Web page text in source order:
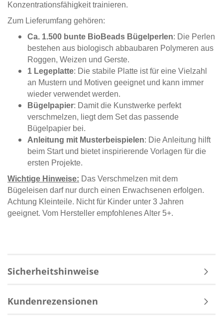
Konzentrationsfähigkeit trainieren.
Zum Lieferumfang gehören:
Ca. 1.500 bunte BioBeads Bügelperlen: Die Perlen
bestehen aus biologisch abbaubaren Polymeren aus
Roggen, Weizen und Gerste.
1 Legeplatte: Die stabile Platte ist für eine Vielzahl
an Mustern und Motiven geeignet und kann immer
wieder verwendet werden.
Bügelpapier: Damit die Kunstwerke perfekt
verschmelzen, liegt dem Set das passende
Bügelpapier bei.
Anleitung mit Musterbeispielen: Die Anleitung hilft
beim Start und bietet inspirierende Vorlagen für die
ersten Projekte.
Wichtige Hinweise: Das Verschmelzen mit dem
Bügeleisen darf nur durch einen Erwachsenen erfolgen.
Achtung Kleinteile. Nicht für Kinder unter 3 Jahren
geeignet. Vom Hersteller empfohlenes Alter 5+.
Sicherheitshinweise
Kundenrezensionen